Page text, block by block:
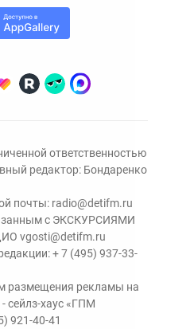
ответственностью
редактор: Бондаренко
почты: radio@detifm.ru
с ЭКСКУРСИЯМИ
vgosti@detifm.ru
+ 7 (495) 937-33-
размещения рекламы на
сейлз-хаус «ГПМ
921-40-41